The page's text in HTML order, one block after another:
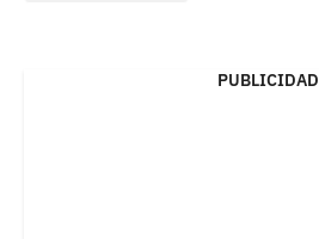
PUBLICIDAD